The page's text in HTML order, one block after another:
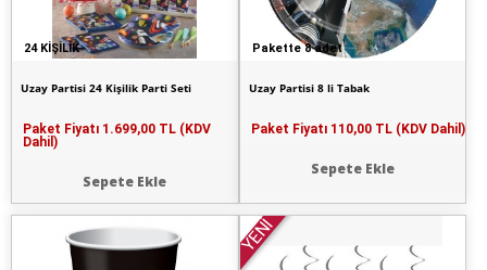
24 KİŞİLİK
Uzay Partisi 24 Kişilik Parti Seti
Paket Fiyatı 1.699,00 TL (KDV
Dahil)
Sepete Ekle
Pakette 8 adet
Uzay Partisi 8 li Tabak
Paket Fiyatı 110,00 TL (KDV Dahil)
Sepete Ekle
YENİ